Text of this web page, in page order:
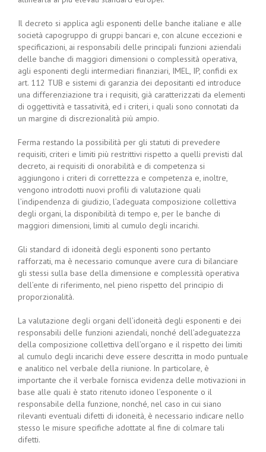
Il decreto si applica agli esponenti delle banche italiane e alle
società capogruppo di gruppi bancari e, con alcune eccezioni e
specificazioni, ai responsabili delle principali funzioni aziendali
delle banche di maggiori dimensioni o complessità operativa,
agli esponenti degli intermediari finanziari, IMEL, IP, confidi ex
art. 112 TUB e sistemi di garanzia dei depositanti ed introduce
una differenziazione tra i requisiti, già caratterizzati da elementi
di oggettività e tassatività, ed i criteri, i quali sono connotati da
un margine di discrezionalità più ampio.
Ferma restando la possibilità per gli statuti di prevedere
requisiti, criteri e limiti più restrittivi rispetto a quelli previsti dal
decreto, ai requisiti di onorabilità e di competenza si
aggiungono i criteri di correttezza e competenza e, inoltre,
vengono introdotti nuovi profili di valutazione quali
l’indipendenza di giudizio, l’adeguata composizione collettiva
degli organi, la disponibilità di tempo e, per le banche di
maggiori dimensioni, limiti al cumulo degli incarichi.
Gli standard di idoneità degli esponenti sono pertanto
rafforzati, ma è necessario comunque avere cura di bilanciare
gli stessi sulla base della dimensione e complessità operativa
dell’ente di riferimento, nel pieno rispetto del principio di
proporzionalità.
La valutazione degli organi dell’idoneità degli esponenti e dei
responsabili delle funzioni aziendali, nonché dell’adeguatezza
della composizione collettiva dell’organo e il rispetto dei limiti
al cumulo degli incarichi deve essere descritta in modo puntuale
e analitico nel verbale della riunione. In particolare, è
importante che il verbale fornisca evidenza delle motivazioni in
base alle quali è stato ritenuto idoneo l’esponente o il
responsabile della funzione, nonché, nel caso in cui siano
rilevanti eventuali difetti di idoneità, è necessario indicare nello
stesso le misure specifiche adottate al fine di colmare tali
difetti.